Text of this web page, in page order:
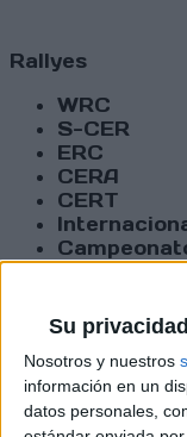
Su
Nosotros y nuestros
información en un
datos personales,
Rallyes
WRC
S-CER
ERC
CERA
CERT
RallyCross
Circuitos
F1